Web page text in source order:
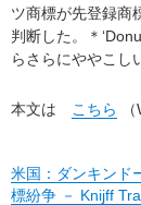
ツ商標が先登録商
判断した。＊
らさらにややこし
本文は こちら
米国：ダンキンド
標紛争 － Knijff